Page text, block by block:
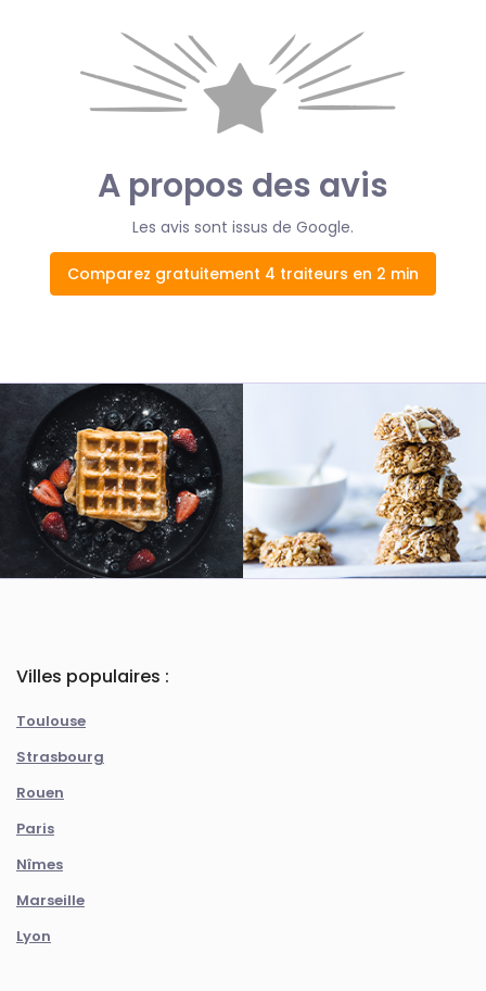
A propos des avis
Les avis sont issus de Google.
Comparez gratuitement 4 traiteurs en 2 min
Villes populaires :
Toulouse
Strasbourg
Rouen
Paris
Nîmes
Marseille
Lyon